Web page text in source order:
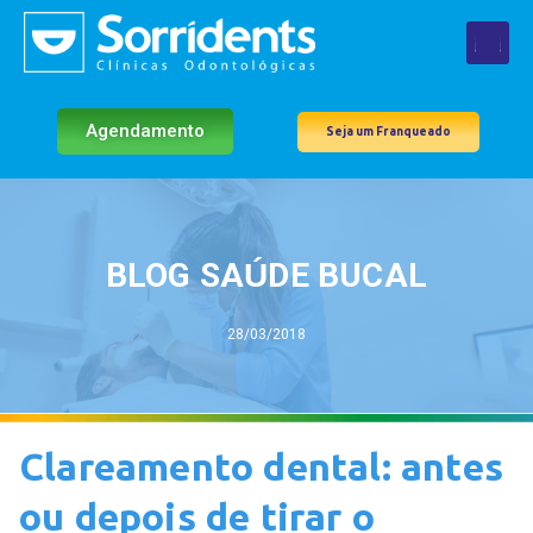
Agendamento Seja um Franqueado
BLOG SAÚDE BUCAL
28/03/2018
Clareamento dental: antes
ou depois de tirar o